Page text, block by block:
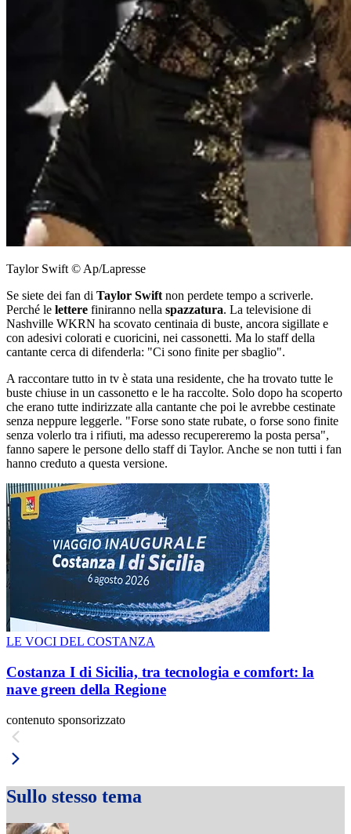
Taylor Swift © Ap/Lapresse
Se siete dei fan di Taylor Swift non perdete tempo a scriverle.
Perché le lettere finiranno nella spazzatura. La televisione di
Nashville WKRN ha scovato centinaia di buste, ancora sigillate e
con adesivi colorati e cuoricini, nei cassonetti. Ma lo staff della
cantante cerca di difenderla: "Ci sono finite per sbaglio".
A raccontare tutto in tv è stata una residente, che ha trovato tutte le
buste chiuse in un cassonetto e le ha raccolte. Solo dopo ha scoperto
che erano tutte indirizzate alla cantante che poi le avrebbe cestinate
senza neppure leggerle. "Forse sono state rubate, o forse sono finite
senza volerlo tra i rifiuti, ma adesso recupereremo la posta persa",
fanno sapere le persone dello staff di Taylor. Anche se non tutti i fan
hanno creduto a questa versione.
LE VOCI DEL COSTANZA
Costanza I di Sicilia, tra tecnologia e comfort: la
nave green della Regione
contenuto sponsorizzato
Sullo stesso tema